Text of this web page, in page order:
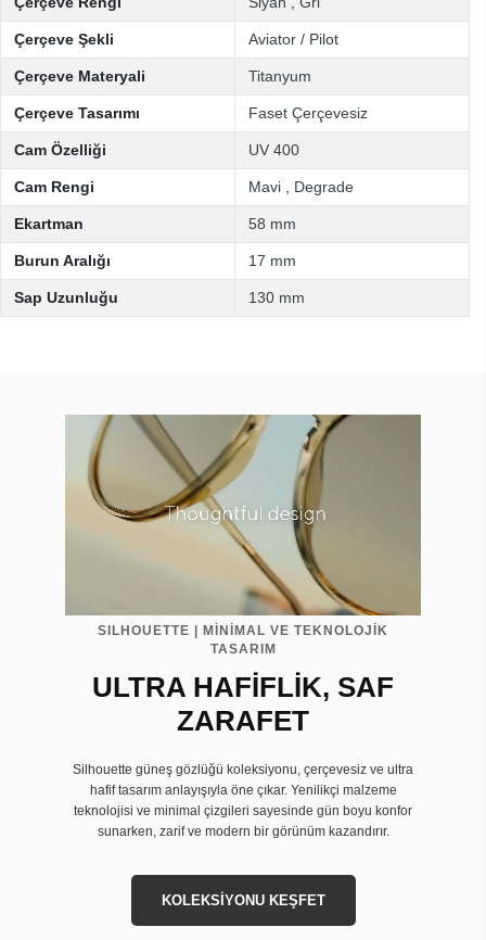
Çerçeve Şekli Aviator / Pilot
Çerçeve Materyali Titanyum
Çerçeve Tasarımı Faset Çerçevesiz
Cam Özelliği UV 400
Cam Rengi Mavi Degrade
Ekartman 58 mm
Burun Aralığı 17 mm
Sap Uzunluğu 130 mm
SILHOUETTE | MİNİMAL VE TEKNOLOJİK
TASARIM
ULTRA HAFİFLİK, SAF
ZARAFET
Silhouette güneş gözlüğü koleksiyonu, çerçevesiz ve ultra
hafif tasarım anlayışıyla öne çıkar. Yenilikçi malzeme
teknolojisi ve minimal çizgileri sayesinde gün boyu konfor
sunarken, zarif ve modern bir görünüm kazandırır.
KOLEKSİYONU KEŞFET